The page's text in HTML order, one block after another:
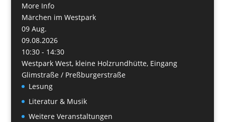
More Info
Märchen im Westpark
09 Aug.
09.08.2026
10:30 - 14:30
Westpark West, kleine Holzrundhütte, Eingang
Glimstraße / Preßburgerstraße
Lesung
Literatur & Musik
Weitere Veranstaltungen